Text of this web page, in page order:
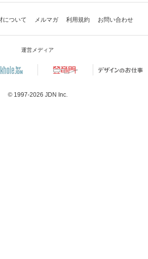
について メルマガ 利用規約 お問い合わせ
運営メディア
© 1997-2026 JDN Inc.